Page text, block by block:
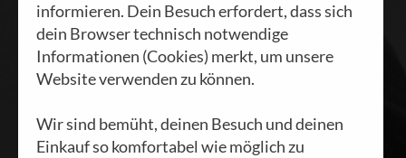
Panik, Angst
und
Propaganda
BRENNSTOFF NR. 61 |
informieren. Dein Besuch erfordert, dass sich
dein Browser technisch notwendige
Informationen (Cookies) merkt, um unsere
Website verwenden zu können.
Wir sind bemüht, deinen Besuch und deinen
Einkauf so komfortabel wie möglich zu